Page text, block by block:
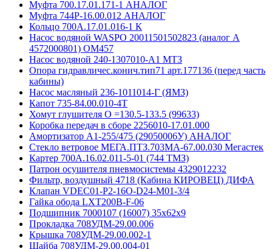
Муфта 700.17.01.171-1 АНАЛОГ
Муфта 744Р-16.00.012 АНАЛОГ
Кольцо 700А.17.01.016-1 К
Насос водяной WASPO 20011501502823 (аналог А
4572000801) OM457
Насос водяной 240-1307010-А1 МТЗ
Опора гидравличес.конич.тип71 арт.177136 (перед часть
кабины)
Насос масляный 236-1011014-Г (ЯМЗ)
Капот 735-84.00.010-4Т
Хомут глушителя O =130.5-133.5 (99633)
Коробка передач в сборе 2256010-17.01.000
Амортизатор А1-255/475 (29050006У) АНАЛОГ
Стекло ветровое МЕГА.ПТЗ.703МА-67.00.030 Мегастек
Картер 700А.16.02.011-5-01 (744 ТМЗ)
Патрон осушителя пневмосистемы 4329012232
Фильтр, воздушный 4718 (Кабина КИРОВЕЦ) ДИФА
Клапан VDEC01-P2-16O-D24-M01-3/4
Гайка обода LXT200B-F-06
Подшипник 7000107 (16007) 35x62x9
Прокладка 708УДМ-29.00.006
Крышка 708УДМ-29.00.002-1
Шайба 708УДМ-29.00.004-01